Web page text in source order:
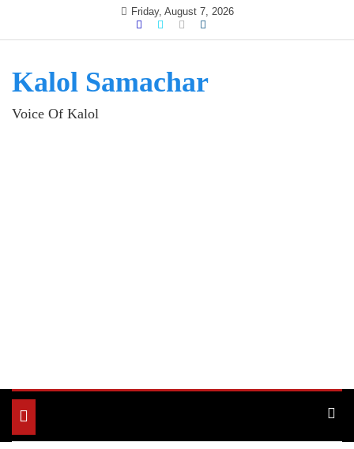
Friday, August 7, 2026
Kalol Samachar
Voice Of Kalol
Toggle
navigation